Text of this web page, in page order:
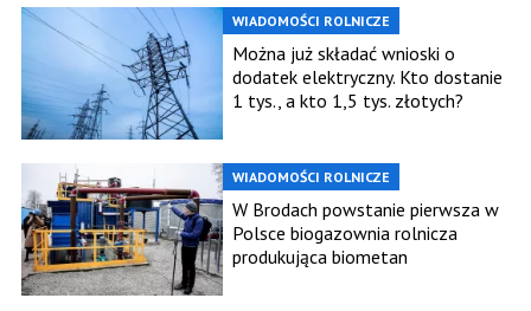
WIADOMOŚCI ROLNICZE
Można już składać wnioski o
dodatek elektryczny. Kto dostanie
1 tys., a kto 1,5 tys. złotych?
WIADOMOŚCI ROLNICZE
W Brodach powstanie pierwsza w
Polsce biogazownia rolnicza
produkująca biometan